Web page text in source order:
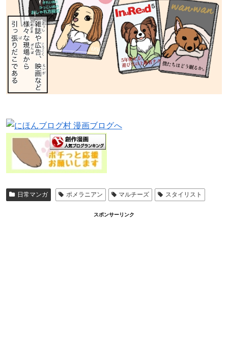
日常マンガ ポメラニアン マルチーズ スタイリスト
スポンサーリンク